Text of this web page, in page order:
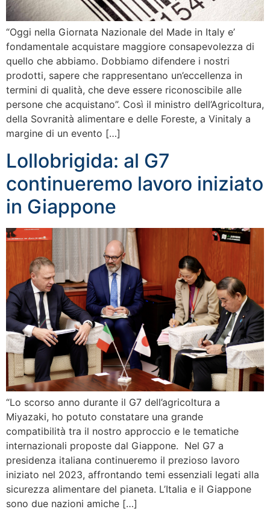
“Oggi nella Giornata Nazionale del Made in Italy e’
fondamentale acquistare maggiore consapevolezza di
quello che abbiamo. Dobbiamo difendere i nostri
prodotti, sapere che rappresentano un’eccellenza in
termini di qualità, che deve essere riconoscibile alle
persone che acquistano”. Così il ministro dell’Agricoltura,
della Sovranità alimentare e delle Foreste, a Vinitaly a
margine di un evento […]
Lollobrigida: al G7
continueremo lavoro iniziato
in Giappone
“Lo scorso anno durante il G7 dell’agricoltura a
Miyazaki, ho potuto constatare una grande
compatibilità tra il nostro approccio e le tematiche
internazionali proposte dal Giappone. Nel G7 a
presidenza italiana continueremo il prezioso lavoro
iniziato nel 2023, affrontando temi essenziali legati alla
sicurezza alimentare del pianeta. L’Italia e il Giappone
sono due nazioni amiche […]